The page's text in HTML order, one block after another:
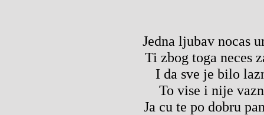
Jedna ljubav nocas
Ti zbog toga neces
I da sve je bilo
To vise i nije
Ja cu te po dobru